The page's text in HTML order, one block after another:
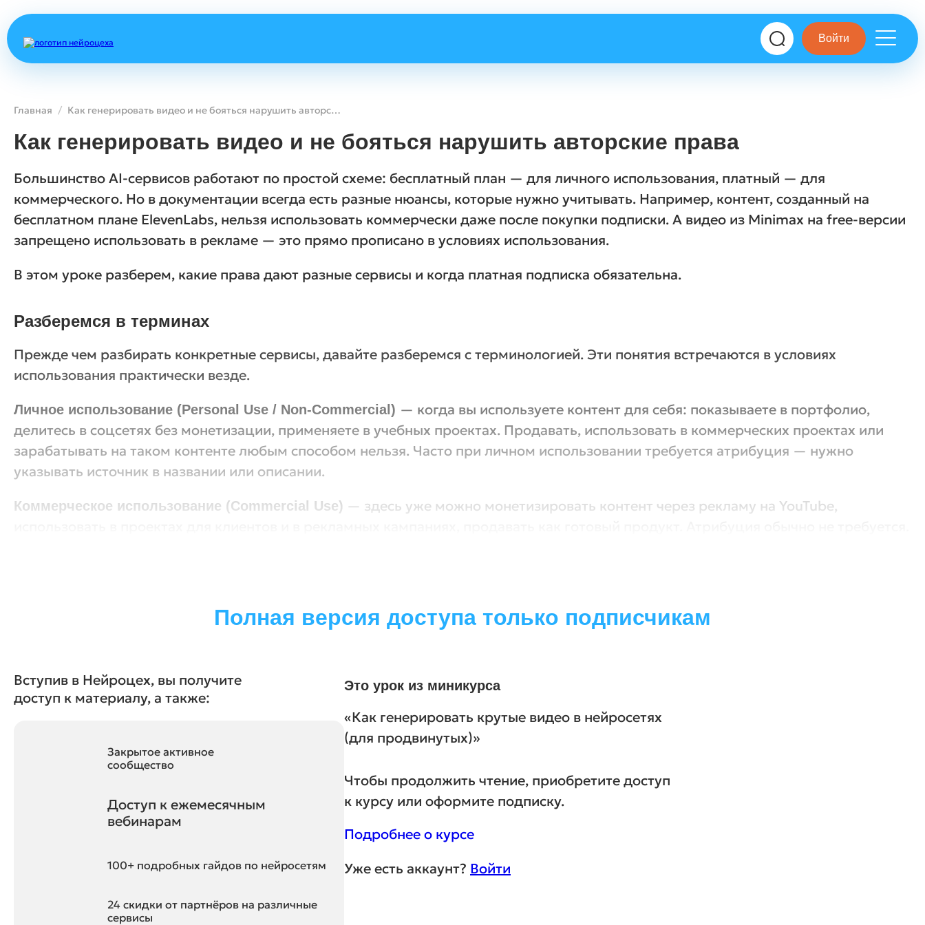
Войти
Главная Как генерировать видео и не бояться нарушить авторские права
Как генерировать видео и не бояться нарушить авторские права
Большинство AI-сервисов работают по простой схеме: бесплатный план — для личного использования, платный — для
коммерческого. Но в документации всегда есть разные нюансы, которые нужно учитывать. Например, контент, созданный на
бесплатном плане ElevenLabs, нельзя использовать коммерчески даже после покупки подписки. А видео из Minimax на free-версии
запрещено использовать в рекламе — это прямо прописано в условиях использования.
В этом уроке разберем, какие права дают разные сервисы и когда платная подписка обязательна.
Разберемся в терминах
Прежде чем разбирать конкретные сервисы, давайте разберемся с терминологией. Эти понятия встречаются в условиях
использования практически везде.
Личное использование (Personal Use / Non-Commercial) — когда вы используете контент для себя: показываете в портфолио,
делитесь в соцсетях без монетизации, применяете в учебных проектах. Продавать, использовать в коммерческих проектах или
зарабатывать на таком контенте любым способом нельзя. Часто при личном использовании требуется атрибуция — нужно
указывать источник в названии или описании.
Коммерческое использование (Commercial Use) — здесь уже можно монетизировать контент через рекламу на YouTube,
Полная версия доступа только подписчикам
Вступив в Нейроцех, вы получите
доступ к материалу, а также:
Закрытое активное
сообщество
Доступ к ежемесячным
вебинарам
100+ подробных гайдов по нейросетям
24 скидки от партнёров на различные
сервисы
Это урок из миникурса
«Как генерировать крутые видео в нейросетях
(для продвинутых)»
Чтобы продолжить чтение, приобретите доступ
к курсу или оформите подписку.
Подробнее о курсе
Уже есть аккаунт? Войти